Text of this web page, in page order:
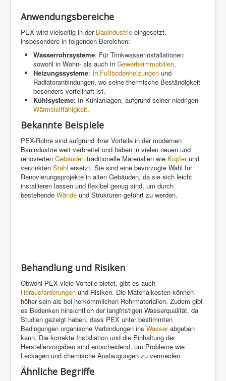
Anwendungsbereiche
PEX wird vielseitig in der Bauindustrie eingesetzt,
insbesondere in folgenden Bereichen:
Wasserrohrsysteme: Für Trinkwasserinstallationen
sowohl in Wohn- als auch in Gewerbeimmobilien.
Heizungssysteme: In Fußbodenheizungen und
Radiatoranbindungen, wo seine thermische Beständigkeit
besonders vorteilhaft ist.
Kühlsysteme: In Kühlanlagen, aufgrund seiner niedrigen
Wärmeleitfähigkeit.
Bekannte Beispiele
PEX-Rohre sind aufgrund ihrer Vorteile in der modernen
Bauindustrie weit verbreitet und haben in vielen neuen und
renovierten Gebäuden traditionelle Materialien wie Kupferund
verzinkten Stahl ersetzt. Sie sind eine bevorzugte Wahl für
Renovierungsprojekte in alten Gebäuden, da sie sich leicht
installieren lassen und flexibel genug sind, um durch
bestehende Wände und Strukturen geführt zu werden.
Behandlung und Risiken
Obwohl PEX viele Vorteile bietet, gibt es auch
Herausforderungen und Risiken. Die Materialkosten können
höher sein als bei herkömmlichen Rohrmaterialien. Zudem gibt
es Bedenken hinsichtlich der langfristigen Wasserqualität, da
Studien gezeigt haben, dass PEX unter bestimmten
Bedingungen organische Verbindungen ins Wasserabgeben
kann. Die korrekte Installation und die Einhaltung der
Herstellervorgaben sind entscheidend, um Probleme wie
Leckagen und chemische Auslaugungen zu vermeiden.
Ähnliche Begriffe